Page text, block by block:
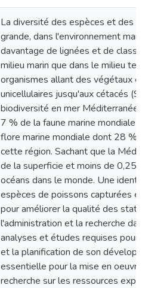
La diversité des espèces et des
grande, dans l'environnement
davantage de lignées et de
milieu marin que dans le milieu
organismes allant des végétaux
unicellulaires jusqu'aux cétacés
biodiversité en mer
7 % de la faune marine mondiale
flore marine mondiale dont 28 %
cette région. Sachant que la
de la superficie et moins de 0,25
océans dans le monde. Une
espèces de poissons capturées
pour améliorer la qualité des
l'administration et la recherche
analyses et études requises pour
et la planification de son
essentielle pour la mise en
recherche sur les ressources